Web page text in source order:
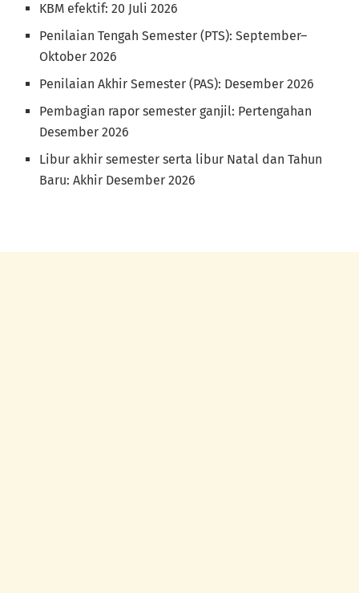
KBM efektif: 20 Juli 2026
Penilaian Tengah Semester (PTS): September–
Oktober 2026
Penilaian Akhir Semester (PAS): Desember 2026
Pembagian rapor semester ganjil: Pertengahan
Desember 2026
Libur akhir semester serta libur Natal dan Tahun
Baru: Akhir Desember 2026